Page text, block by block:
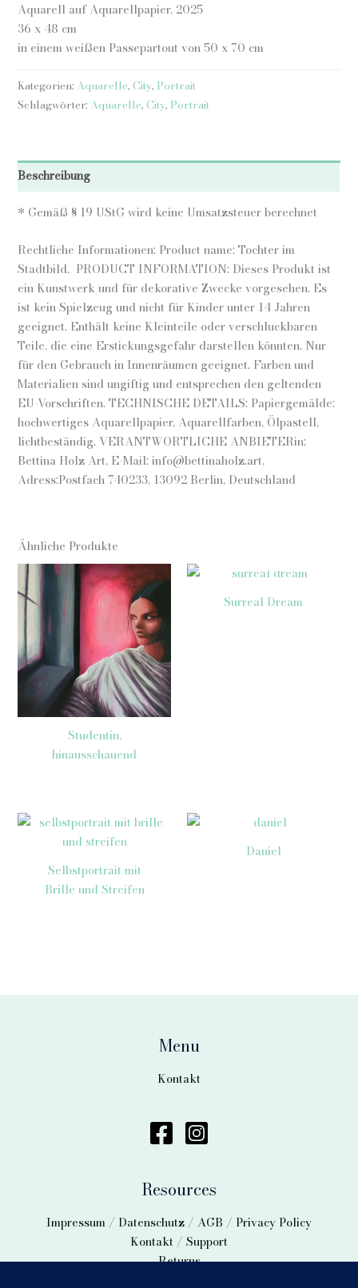
Aquarell auf Aquarellpapier, 2025
36 x 48 cm
in einem weißen Passepartout von 50 x 70 cm
Kategorien: Aquarelle,City, Portrait
Schlagwörter: Aquarelle,City, Portrait
Beschreibung
* Gemäß § 19 UStG wird keine Umsatzsteuer berechnet
Rechtliche Informationen: Product name: Tochter im
Stadtbild. PRODUCT INFORMATION: Dieses Produkt ist
ein Kunstwerk und für dekorative Zwecke vorgesehen. Es
ist kein Spielzeug und nicht für Kinder unter 14 Jahren
geeignet. Enthält keine Kleinteile oder verschluckbaren
Teile, die eine Erstickungsgefahr darstellen könnten. Nur
für den Gebrauch in Innenräumen geeignet. Farben und
Materialien sind ungiftig und entsprechen den geltenden
EU-Vorschriften. TECHNISCHE DETAILS: Papiergemälde:
hochwertiges Aquarellpapier, Aquarellfarben, Ölpastell,
lichtbeständig. VERANTWORTLICHE ANBIETERin:
Bettina Holz Art, E-Mail: info@bettinaholz.art,
Adress:Postfach 740233, 13092 Berlin, Deutschland
Ähnliche Produkte
Studentin,
hinausschauend
Surreal Dream
Selbstportrait mit
Brille und Streifen
Daniel
Menu
Kontakt
Resources
Impressum / Datenschutz / AGB / Privacy Policy
Kontakt / Support
Returns